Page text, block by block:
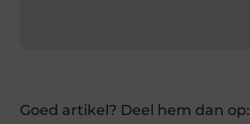
Goed artikel? Deel hem dan op: